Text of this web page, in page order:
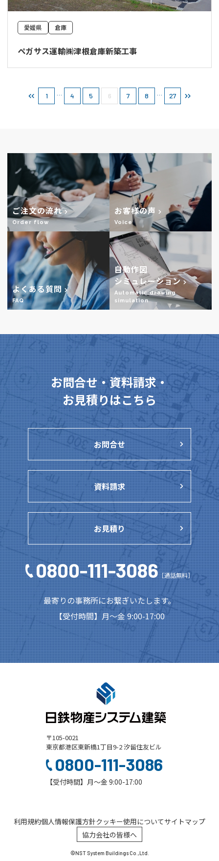
愛媛県 倉庫
ペガサス運輸㈱津根倉庫新築工事
1 4 5 6 7 8 27
ご注文の流れ
Order flow
お客様の声
Voice
よくある質問
FAQ
自動作図
シミュレーション
Automatic drawing
simulation
お問合せ・資料請求・
お見積りはこちら
お問合せ
資料請求
お見積り
0800-111-3086 ［通話無料］
最寄りの事務所にお繋ぎいたします。
【受付時間】月～金 9:00-17:00
〒105-0021
東京都港区東新橋1丁目9-2 汐留住友ビル
0800-111-3086
【受付時間】月～金 9:00-17:00
利用規約個人情報保護方針クッキー使用についてサイトマップ
協力会社の皆様へ
©NST System Buildings Co.,Ltd.